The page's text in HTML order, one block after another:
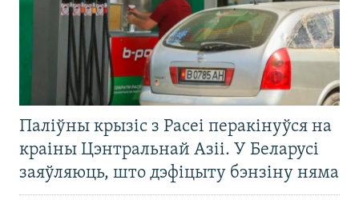
Паліўны крызіс з Расеі перакінуўся на
краіны Цэнтральнай Азіі. У Беларусі
заяўляюць, што дэфіцыту бэнзіну няма